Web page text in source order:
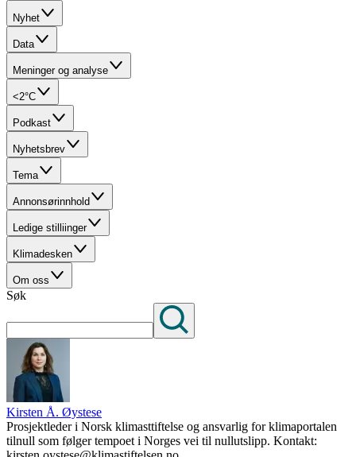
Nyhet
Data
Meninger og analyse
<2°C
Podkast
Nyhetsbrev
Tema
Annonsørinnhold
Ledige stilliinger
Klimadesken
Om oss
Søk
Kirsten Å. Øystese
Prosjektleder i Norsk klimasttiftelse og ansvarlig for klimaportalen
tilnull som følger tempoet i Norges vei til nullutslipp. Kontakt: